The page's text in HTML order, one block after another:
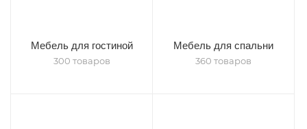
Мебель для гостиной
300 товаров
Мебель для спальни
360 товаров